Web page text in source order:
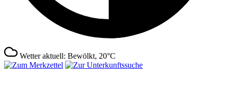
Wetter aktuell: Bewölkt, 20°C